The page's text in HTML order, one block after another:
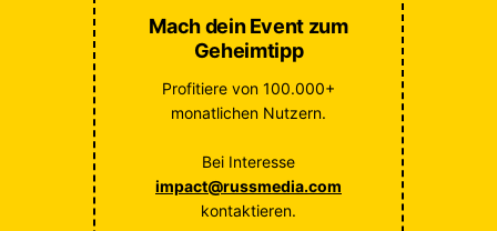
Mach dein Event zum
Geheimtipp
Profitiere von 100.000+
monatlichen Nutzern.
Bei Interesse
impact@russmedia.com
kontaktieren.